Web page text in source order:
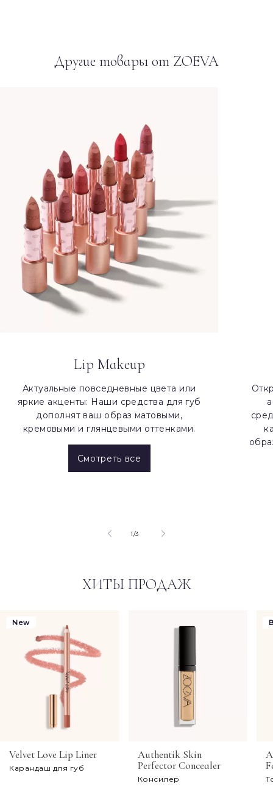
Другие товары от ZOEVA
Lip Makeup
Актуальные повседневные цвета или
яркие акценты: Наши средства для губ
дополнят ваш образ матовыми,
кремовыми и глянцевыми оттенками.
Смотреть все
1/
of3
ХИТЫ ПРОДАЖ
Velvet Love Lip Liner
Карандаш для губ
New
Authentik Skin
Perfector Concealer
Консилер